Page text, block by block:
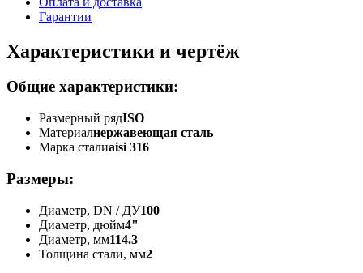
Гарантии
Характеристики и чертёж
Общие характеристики:
Размерный рядISO
Материалнержавеющая сталь
Марка сталиaisi 316
Размеры:
Диаметр, DN / ДУ100
Диаметр, дюйм4"
Диаметр, мм114.3
Толщина стали, мм2